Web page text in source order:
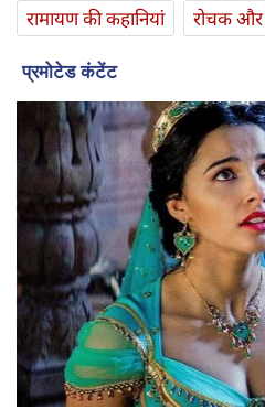
रामायण की कहानियां
रोचक और